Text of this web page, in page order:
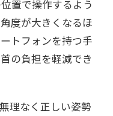
置で操作するよう
度が大きくなるほ
トフォンを持つ手
の負担を軽減でき
理なく正しい姿勢